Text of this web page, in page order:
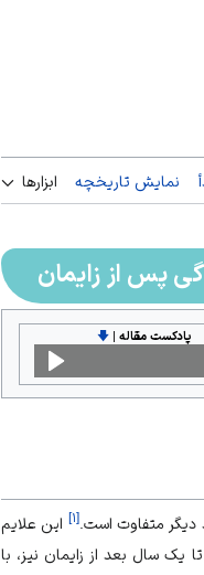
نمایش تاریخچه ابزارها
پس از زایمان
پادکست مقاله|
🡇
دیگر متفاوت است.[۱] این علایم
سال بعد از زایمان نیز، با